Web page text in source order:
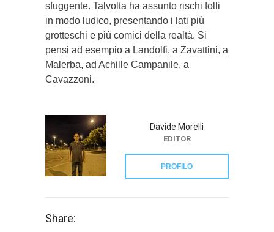
sfuggente. Talvolta ha assunto rischi folli
in modo ludico, presentando i lati più
grotteschi e più comici della realtà. Si
pensi ad esempio a Landolfi, a Zavattini, a
Malerba, ad Achille Campanile, a
Cavazzoni.
Davide Morelli
EDITOR
PROFILO
Share: